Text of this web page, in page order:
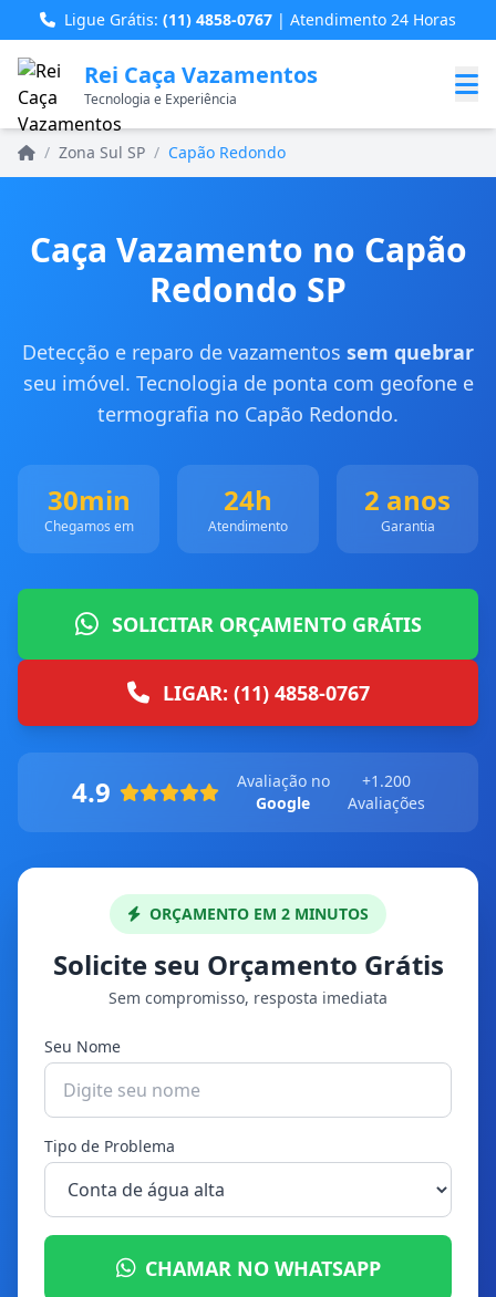
Ligue Grátis: (11) 4858-0767 | Atendimento 24 Horas
Rei Caça Vazamentos
Tecnologia e Experiência
Home
/ Zona Sul SP / Capão Redondo
Caça Vazamento no Capão
Redondo SP
Detecção e reparo de vazamentos sem quebrar
seu imóvel. Tecnologia de ponta com geofone e
termografia no Capão Redondo.
30min
Chegamos em
24h
Atendimento
2 anos
Garantia
SOLICITAR ORÇAMENTO GRÁTIS
LIGAR: (11) 4858-0767
4.9
Avaliação no
Google
+1.200
Avaliações
ORÇAMENTO EM 2 MINUTOS
Solicite seu Orçamento Grátis
Sem compromisso, resposta imediata
Seu Nome
Tipo de Problema
CHAMAR NO WHATSAPP